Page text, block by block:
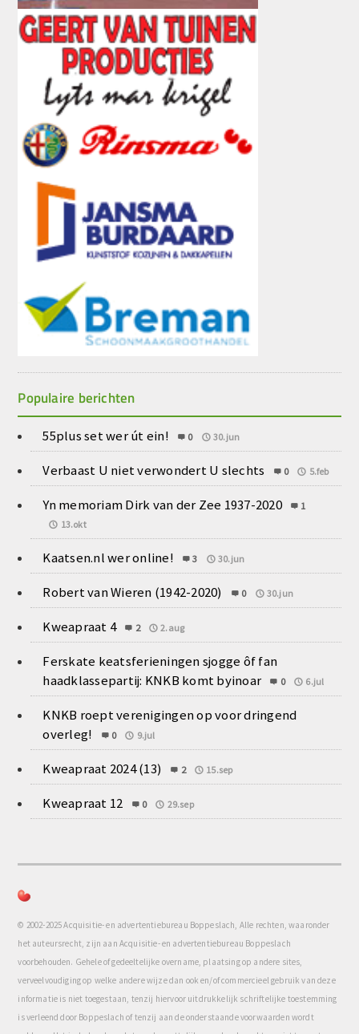
Populaire berichten
55plus set wer út ein! 0 30.jun
Verbaast U niet verwondert U slechts 0 5.feb
Yn memoriam Dirk van der Zee 1937-2020
1
13.okt
Kaatsen.nl wer online! 3 30.jun
Robert van Wieren (1942-2020) 0 30.jun
Kweapraat 4 2 2.aug
Ferskate keatsferieningen sjogge ôf fan
haadklassepartij: KNKB komt byinoar
0 6.jul
KNKB roept verenigingen op voor dringend
overleg!
0 9.jul
Kweapraat 2024 (13) 2 15.sep
Kweapraat 12 0 29.sep
© 2002-2025 Acquisitie- en advertentiebureau Boppeslach, Alle rechten, waaronder
het auteursrecht, zijn aan Acquisitie- en advertentiebureau Boppeslach
voorbehouden. Gehele of gedeeltelijke overname, plaatsing op andere sites,
verveelvoudiging op welke andere wijze dan ook en/of commercieel gebruik van deze
informatie is niet toegestaan, tenzij hiervoor uitdrukkelijk schriftelijke toestemming
is verleend door Boppeslach of tenzij aan de onderstaande voorwaarden wordt